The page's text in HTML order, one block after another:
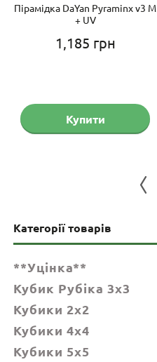
325 грн.
Пірамідка DaYan Pyraminx v3 M
+ UV
1,185 грн
Купити
Категорії товарів
**Уцінка**
Кубик Рубіка 3x3
Кубики 2x2
Кубики 4x4
Кубики 5x5